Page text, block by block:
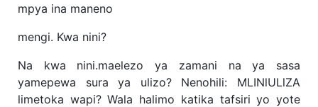
mpya ina maneno
mengi. Kwa nini?
Na kwa nini.maelezo ya zamani na ya sasa
yamepewa sura ya ulizo? Nenohili: MLINlULlZA
limetoka wapi? Wala halimo katika tafsiri yo yote